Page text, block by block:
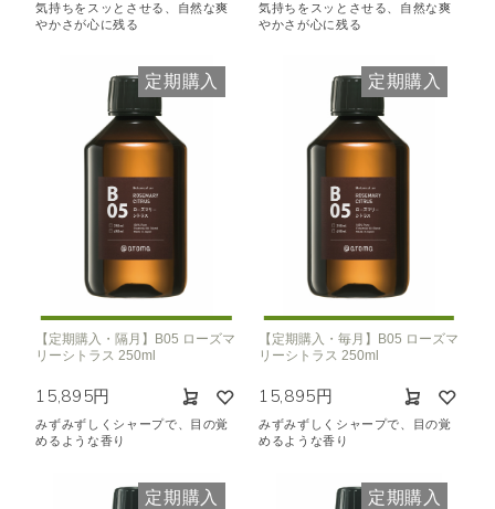
気持ちをスッとさせる、自然な爽
やかさが心に残る
気持ちをスッとさせる、自然な爽
やかさが心に残る
定期購入
【定期購入・隔月】B05 ローズマ
リーシトラス 250ml
15,895円
みずみずしくシャープで、目の覚
めるような香り
定期購入
【定期購入・毎月】B05 ローズマ
リーシトラス 250ml
15,895円
みずみずしくシャープで、目の覚
めるような香り
定期購入 定期購入